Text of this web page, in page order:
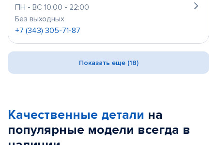
ПН - ВС 10:00 - 22:00
Без выходных
+7 (343) 305-71-87
Показать еще (18)
Качественные детали на
популярные модели всегда в